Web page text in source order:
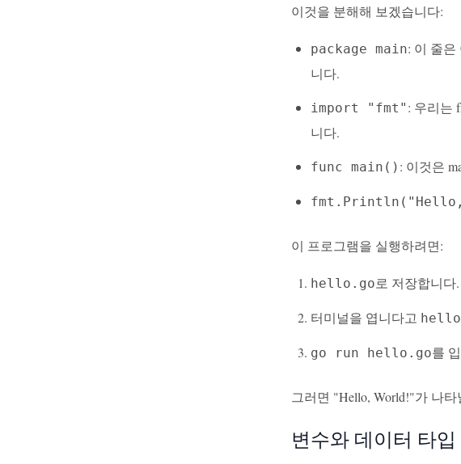
이것을 분해해 보겠습니다:
package main: 이 줄
니다.
import "fmt" : 우리는
니다.
func main() : 이것은
이 프로그램을 실행하려면:
hello.go 로 저장합니다.
터미널을 엽니다고
go run hello.go를
그러면 "Hello, World!"가 나
변수와 데이터 타입